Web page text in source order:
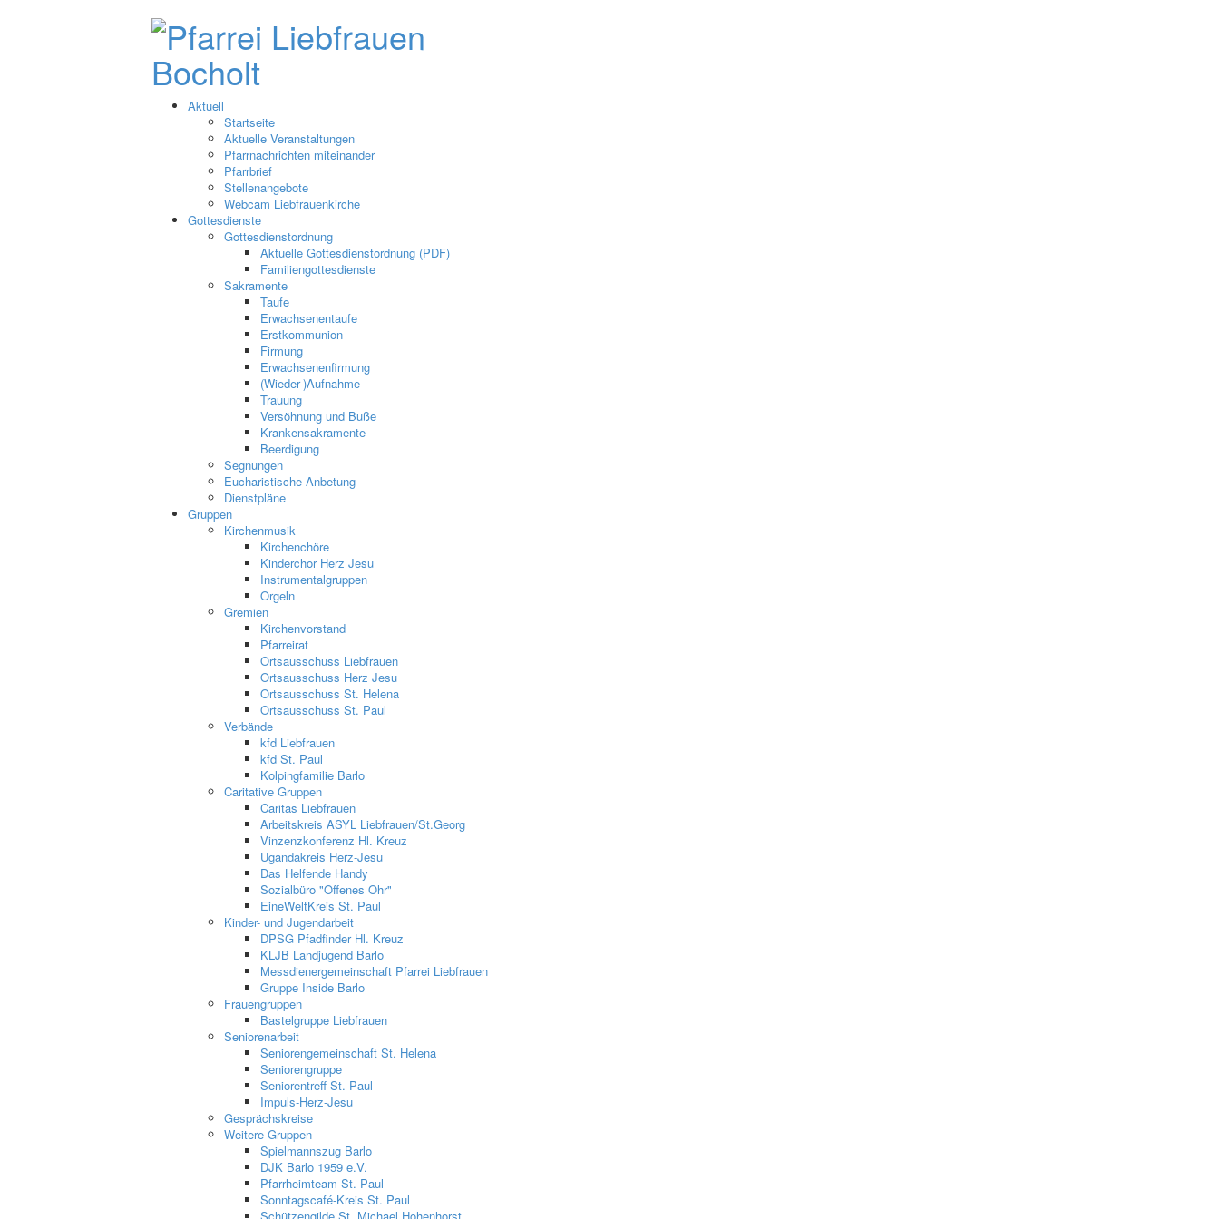
Aktuell
Startseite
Aktuelle Veranstaltungen
Pfarrnachrichten miteinander
Pfarrbrief
Stellenangebote
Webcam Liebfrauenkirche
Gottesdienste
Gottesdienstordnung
Aktuelle Gottesdienstordnung (PDF)
Familiengottesdienste
Sakramente
Taufe
Erwachsenentaufe
Erstkommunion
Firmung
Erwachsenenfirmung
(Wieder-)Aufnahme
Trauung
Versöhnung und Buße
Krankensakramente
Beerdigung
Segnungen
Eucharistische Anbetung
Dienstpläne
Gruppen
Kirchenmusik
Kirchenchöre
Kinderchor Herz Jesu
Instrumentalgruppen
Orgeln
Gremien
Kirchenvorstand
Pfarreirat
Ortsausschuss Liebfrauen
Ortsausschuss Herz Jesu
Ortsausschuss St. Helena
Ortsausschuss St. Paul
Verbände
kfd Liebfrauen
kfd St. Paul
Kolpingfamilie Barlo
Caritative Gruppen
Caritas Liebfrauen
Arbeitskreis ASYL Liebfrauen/St.Georg
Vinzenzkonferenz Hl. Kreuz
Ugandakreis Herz-Jesu
Das Helfende Handy
Sozialbüro "Offenes Ohr"
EineWeltKreis St. Paul
Kinder- und Jugendarbeit
DPSG Pfadfinder Hl. Kreuz
KLJB Landjugend Barlo
Messdienergemeinschaft Pfarrei Liebfrauen
Gruppe Inside Barlo
Frauengruppen
Bastelgruppe Liebfrauen
Seniorenarbeit
Seniorengemeinschaft St. Helena
Seniorengruppe
Seniorentreff St. Paul
Impuls-Herz-Jesu
Gesprächskreise
Weitere Gruppen
Spielmannszug Barlo
DJK Barlo 1959 e.V.
Pfarrheimteam St. Paul
Sonntagscafé-Kreis St. Paul